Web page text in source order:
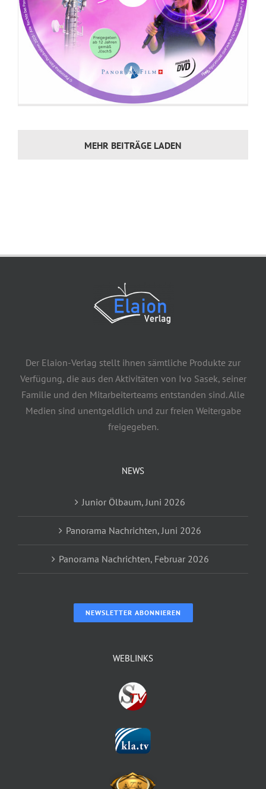
MEHR BEITRÄGE LADEN
Der Elaion-Verlag stellt ihnen sämtliche Produkte zur
Verfügung, die aus den Aktivitäten von Ivo Sasek, seiner
Familie und den Mitarbeiterteams entstanden sind. Alle
Medien sind unentgeldlich und zur freien Weitergabe
freigegeben.
NEWS
Junior Ölbaum, Juni 2026
Panorama Nachrichten, Juni 2026
Panorama Nachrichten, Februar 2026
NEWSLETTER ABONNIEREN
WEBLINKS